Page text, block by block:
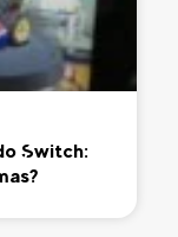
Switch: